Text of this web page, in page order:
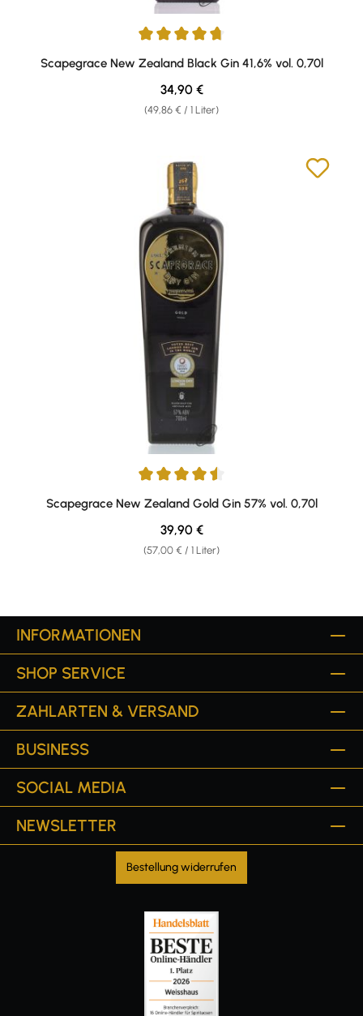
Durchschnittliche Bewertung von 4.71 von 5 Sternen
Scapegrace New Zealand Black Gin 41,6% vol. 0,70l
(49,86 € / 1 Liter)
Regulärer Preis:
34,90 €
Durchschnittliche Bewertung von 4.5 von 5 Sternen
Scapegrace New Zealand Gold Gin 57% vol. 0,70l
(57,00 € / 1 Liter)
Regulärer Preis:
39,90 €
INFORMATIONEN
SHOP SERVICE
ZAHLARTEN & VERSAND
BUSINESS
SOCIAL MEDIA
NEWSLETTER
Bestellung widerrufen